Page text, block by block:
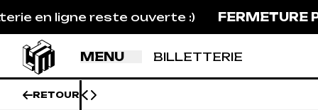
reste ouverte :)
Information :
FERMETURE PUBLIC ☼
MENU BILLETTERIE
RETOUR